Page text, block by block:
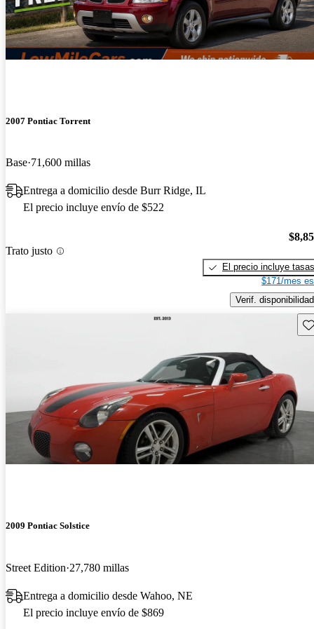
2007 Pontiac Torrent
Base 71,600 millas
Entrega a domicilio desde Burr Ridge, IL
El precio incluye envío de $522
Trato justo
El precio incluye tasas
$171/mes
Verif. disponibilidad
2009 Pontiac Solstice
Street Edition 27,780 millas
Entrega a domicilio desde Wahoo, NE
El precio incluye envío de $869